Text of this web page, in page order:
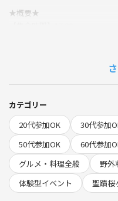
★概要★
【持ち物】 防寒具。羽織るも
す。(薪、食器、備品代、荷物
★前提・注意事項★
・河川での焚火です。
・石がゴツゴツしてたり、草
など非推奨
・現地で焚火を使った料理食
・椅子の用意あります
カテゴリー
20代参加OK
30代参加
50代参加OK
60代参加
グルメ・料理全般
野外
体験型イベント
聖蹟桜